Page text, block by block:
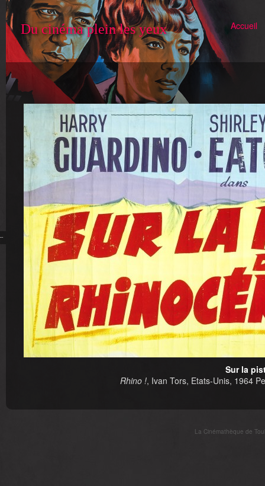
Du cinéma plein les yeux Accueil
Sur la
Rhino !, Ivan Tors, Etats-Unis, 1964
La Cinémathèque de